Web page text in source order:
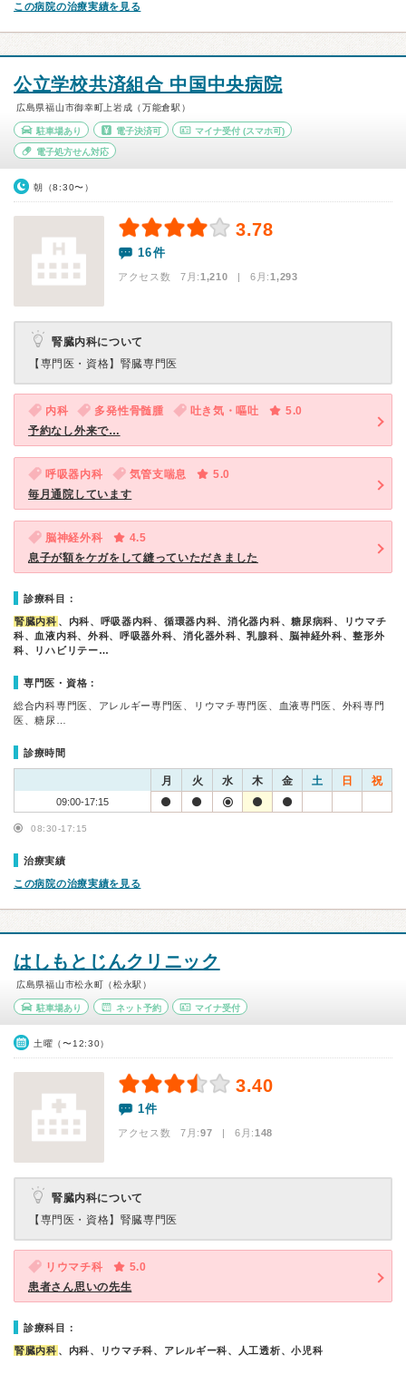
この病院の治療実績を見る
公立学校共済組合 中国中央病院
広島県福山市御幸町上岩成（万能倉駅）
駐車場あり 電子決済可 マイナ受付 (スマホ可)
電子処方せん対応
朝（8:30〜）
3.78
16件
アクセス数 7月:1,210 | 6月:1,293
腎臓内科について
【専門医・資格】 腎臓専門医
内科 多発性骨髄腫 吐き気・嘔吐
5.0
予約なし外来で…
呼吸器内科 気管支喘息
5.0
毎月通院しています
脳神経外科
4.5
息子が額をケガをして縫っていただきました
診療科目：
腎臓内科 、内科、呼吸器内科、循環器内科、消化器内科、糖尿病科、リウマチ
科、血液内科、外科、呼吸器外科、消化器外科、乳腺科、脳神経外科、整形外
科、リハビリテー…
専門医・資格：
総合内科専門医、アレルギー専門医、リウマチ専門医、血液専門医、外科専門
医、糖尿…
診療時間
月 火 水 木 金 土 日 祝
09:00-17:15
08:30-17:15
治療実績
この病院の治療実績を見る
はしもとじんクリニック
広島県福山市松永町（松永駅）
駐車場あり ネット予約 マイナ受付
土曜（〜12:30）
3.40
1件
アクセス数 7月:97 | 6月:148
腎臓内科について
【専門医・資格】 腎臓専門医
リウマチ科
5.0
患者さん思いの先生
診療科目：
腎臓内科 、内科、リウマチ科、アレルギー科、人工透析、小児科